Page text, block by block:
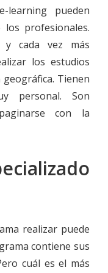
learning pueden
profesionales.
y cada vez más
los estudios
Tienen
personal. Son
con la
realizar puede
contiene sus
cuál es el más